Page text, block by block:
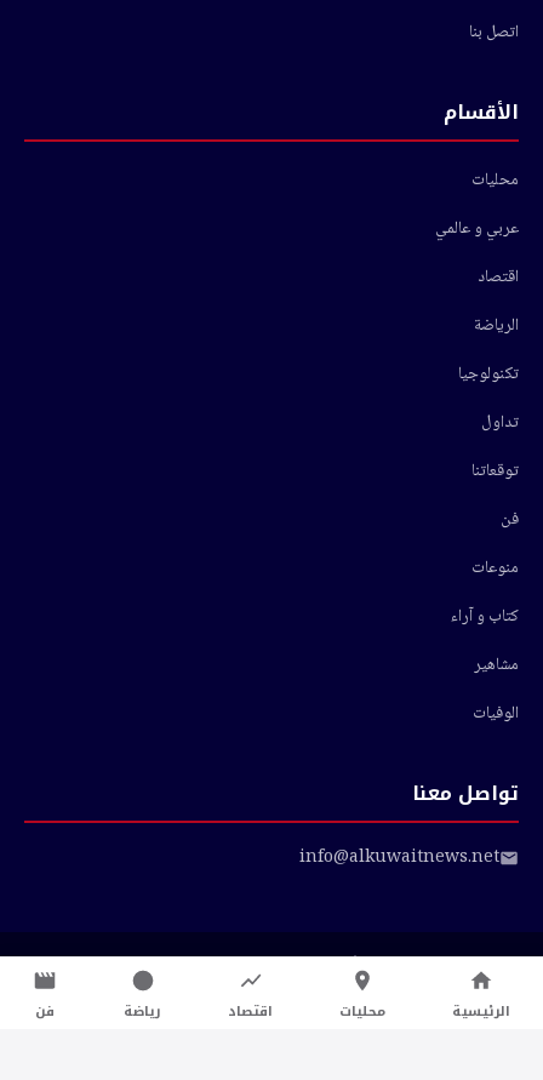
اتصل بنا
الأقسام
محليات
عربي و عالمي
اقتصاد
الرياضة
تكنولوجيا
تداول
توقعاتنا
فن
منوعات
كتاب و آراء
مشاهير
الوفيات
تواصل معنا
info@alkuwaitnews.net
سياسة الخصوصية
شروط الاستخدام
الرئيسية محليات اقتصاد رياضة فن